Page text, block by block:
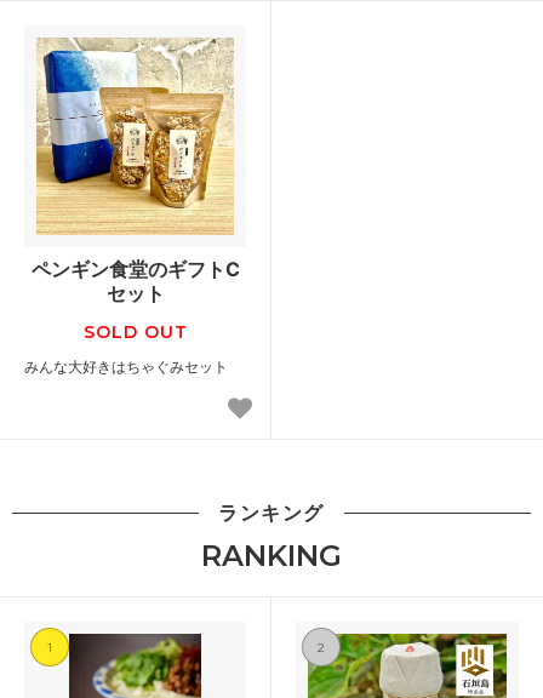
ペンギン食堂のギフトC
セット
SOLD OUT
みんな大好きはちゃぐみセット
ランキング
RANKING
1 2